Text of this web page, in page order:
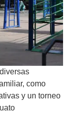
como
y un torneo